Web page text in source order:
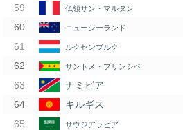
仏領サン・マルタン
ニュージーランド
ルクセンブルク
サントメ・プリンシペ
ナミビア
キルギス
サウジアラビア